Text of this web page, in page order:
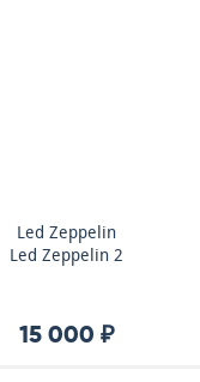
Led Zeppelin
Led Zeppelin 2
15 000 ₽